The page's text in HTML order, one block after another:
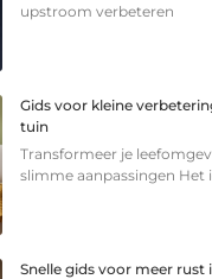
upstroom verbeteren
Gids voor kleine
tuin
Transformeer je
slimme aanpassingen Het
Snelle gids voor meer rust